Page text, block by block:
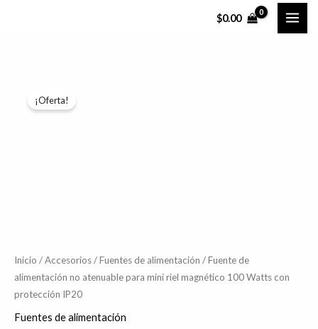
$0.00
¡Oferta!
Inicio /Accesorios/Fuentes de alimentación / Fuente de
alimentación no atenuable para mini riel magnético 100 Watts con
protección IP20
Fuentes de alimentación
$1,155.50
100
Watts
con
protección